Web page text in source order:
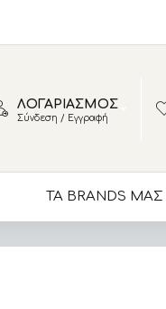
ΛΟΓΑΡΙΑΣΜΟΣ
Σύνδεση / Εγγραφή
ΤΑ BRANDS ΜΑΣ